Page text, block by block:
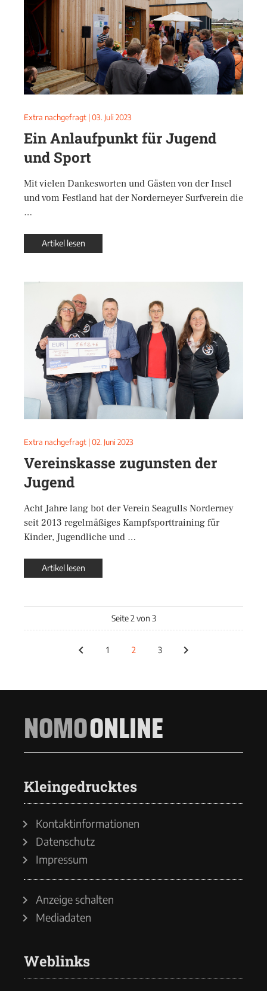
Extra nachgefragt | 03. Juli 2023
Ein Anlaufpunkt für Jugend
und Sport
Mit vielen Dankesworten und Gästen von der Insel
und vom Festland hat der Norderneyer Surfverein die
…
Artikel lesen
Extra nachgefragt | 02. Juni 2023
Vereinskasse zugunsten der
Jugend
Acht Jahre lang bot der Verein Seagulls Norderney
seit 2013 regelmäßiges Kampfsporttraining für
Kinder, Jugendliche und …
Artikel lesen
Seite 2 von 3
1 2 3
NOMOONLINE
Kleingedrucktes
Kontaktinformationen
Datenschutz
Impressum
Anzeige schalten
Mediadaten
Weblinks